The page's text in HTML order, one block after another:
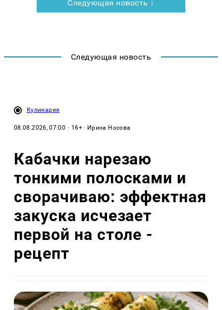
Следующая новость ↓
Следующая новость
Кулинария
08.08.2026, 07:00 · 16+ · Ирина Носова
Кабачки нарезаю
тонкими полосками и
сворачиваю: эффектная
закуска исчезает
первой на столе -
рецепт